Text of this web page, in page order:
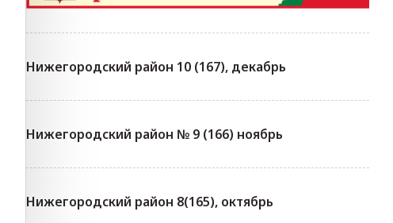
Нижегородский район 10 (167), декабрь
Нижегородский район № 9 (166) ноябрь
Нижегородский район 8(165), октябрь